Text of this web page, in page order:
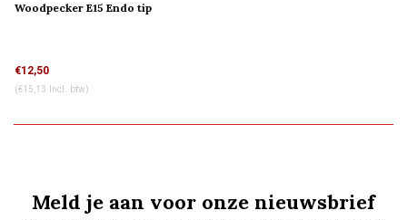
Woodpecker E15 Endo tip
€12,50
(€15,13 Incl. btw)
Meld je aan voor onze nieuwsbrief